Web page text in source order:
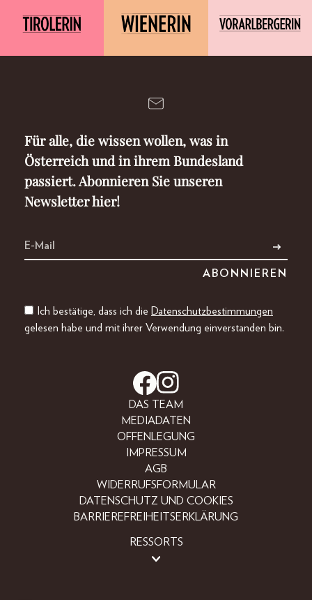
Für alle, die wissen wollen, was in
Österreich und in ihrem Bundesland
passiert. Abonnieren Sie unseren
Newsletter hier!
Ich bestätige, dass ich die Datenschutzbestimmungen
gelesen habe und mit ihrer Verwendung einverstanden bin.
DAS TEAM
MEDIADATEN
OFFENLEGUNG
IMPRESSUM
AGB
WIDERRUFSFORMULAR
DATENSCHUTZ UND COOKIES
BARRIEREFREIHEITSERKLÄRUNG
RESSORTS